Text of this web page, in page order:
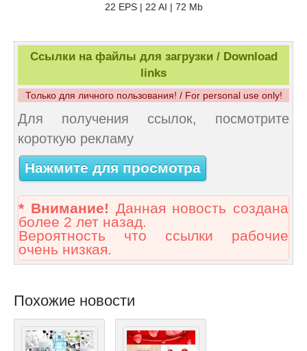
22 EPS | 22 AI | 72 Mb
Ссылки на файлы для загрузки / Download
links
Только для личного пользования! / For personal use only!
Для получения ссылок, посмотрите
короткую рекламу
Нажмите для просмотра
* Внимание! Данная новость создана
более 2 лет назад.
Вероятность что ссылки рабочие
очень низкая.
Похожие новости